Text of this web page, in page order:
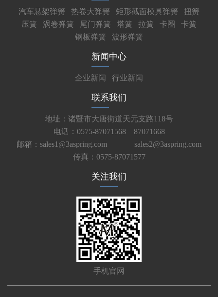
汽车悬架弹簧 热卷大弹簧 矩形截面模具弹簧
扭簧
压簧
涡卷弹簧 尾门弹簧 塔簧 拉簧 卡圈
卡簧
钢板弹簧
波形弹簧
新闻中心
企业新闻 行业新闻
联系我们
地址：诸暨市大唐街道天元支路118号
电话：0575-87071568 87071668
邮箱：sales1@3aspring.com
sales2@3aspring.com
传真：0575-87071577
关注我们
手机官网